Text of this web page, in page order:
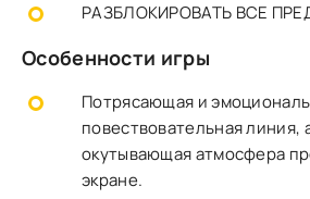
РАЗБЛОКИРОВАТЬ ВСЕ
Особенности игры
Потрясающая и
повествовательная линия,
окутывающая атмосфера
экране.